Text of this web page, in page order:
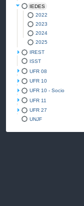
IEDES
2022
2023
2024
2025
IREST
ISST
UFR 08
UFR 10
UFR 10 - Socio
UFR 11
UFR 27
UNJF